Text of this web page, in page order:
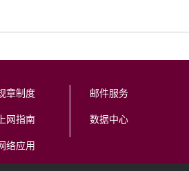
章制度
上网指南
络应用
邮件服务
数据中心